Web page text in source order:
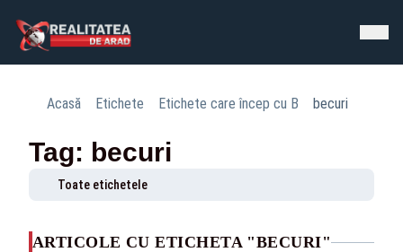
Acasă Etichete Etichete care încep cu B becuri
Tag: becuri
Toate etichetele
ARTICOLE CU ETICHETA "BECURI"